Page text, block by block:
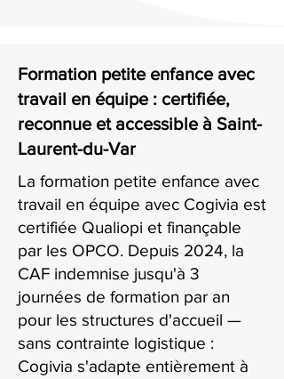
Formation petite enfance avec
travail en équipe : certifiée,
reconnue et accessible à Saint-
Laurent-du-Var
La formation petite enfance avec
travail en équipe avec Cogivia est
certifiée Qualiopi et finançable
par les OPCO. Depuis 2024, la
CAF indemnise jusqu'à 3
journées de formation par an
pour les structures d'accueil —
sans contrainte logistique :
Cogivia s'adapte entièrement à